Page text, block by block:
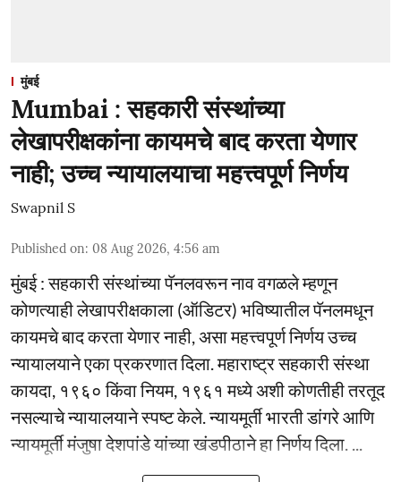
मुंबई
Mumbai : सहकारी संस्थांच्या
लेखापरीक्षकांना कायमचे बाद करता येणार
नाही; उच्च न्यायालयाचा महत्त्वपूर्ण निर्णय
Swapnil S
Published on: 08 Aug 2026, 4:56 am
मुंबई : सहकारी संस्थांच्या पॅनलवरून नाव वगळले म्हणून
कोणत्याही लेखापरीक्षकाला (ऑडिटर) भविष्यातील पॅनलमधून
कायमचे बाद करता येणार नाही, असा महत्त्वपूर्ण निर्णय उच्च
न्यायालयाने एका प्रकरणात दिला. महाराष्ट्र सहकारी संस्था
कायदा, १९६० किंवा नियम, १९६१ मध्ये अशी कोणतीही तरतूद
नसल्याचे न्यायालयाने स्पष्ट केले. न्यायमूर्ती भारती डांगरे आणि
न्यायमूर्ती मंजुषा देशपांडे यांच्या खंडपीठाने हा निर्णय दिला. ...